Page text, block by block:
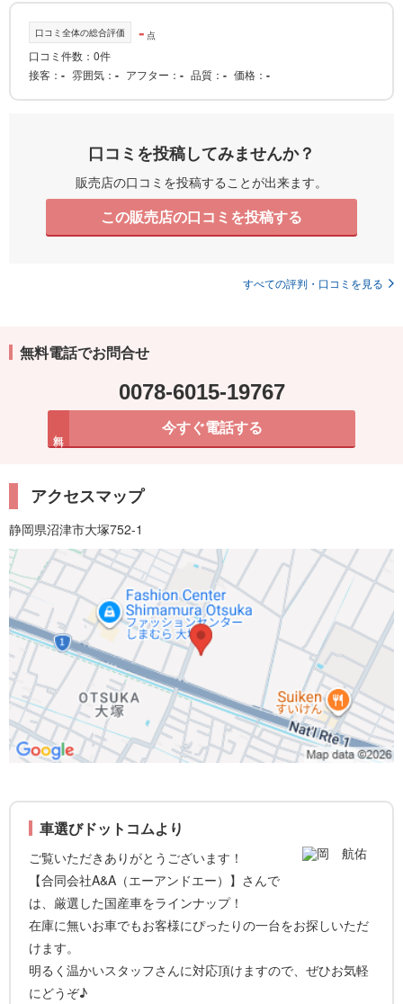
口コミ全体の総合評価 - 点
口コミ件数：0件
接客
- 雰囲気 - アフター - 品質 - 価格 -
口コミを投稿してみませんか？
販売店の口コミを投稿することが出来ます。
この販売店の口コミを投稿する
すべての評判・口コミを見る
無料電話でお問合せ
0078-6015-19767
今すぐ電話する
アクセスマップ
静岡県沼津市大塚752-1
車選びドットコムより
ご覧いただきありがとうございます！
【合同会社A&A（エーアンドエー）】さんで
は、厳選した国産車をラインナップ！
在庫に無いお車でもお客様にぴったりの一台をお探しいただ
けます。
明るく温かいスタッフさんに対応頂けますので、ぜひお気軽
にどうぞ♪